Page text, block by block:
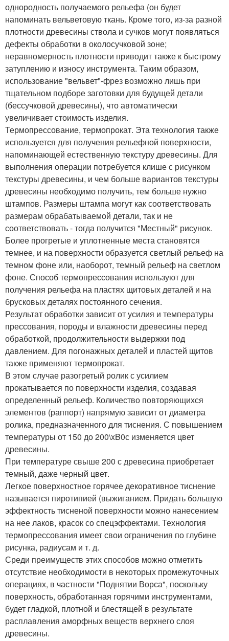
однородность получаемого рельефа (он будет
напоминать вельветовую ткань. Кроме того, из-за разной
плотности древесины ствола и сучков могут появляться
дефекты обработки в околосучковой зоне;
неравномерность плотности приводит также к быстрому
затуплению и износу инструмента. Таким образом,
использование "вельвет"-фрез возможно лишь при
тщательном подборе заготовки для будущей детали
(бессучковой древесины), что автоматически
увеличивает стоимость изделия.
Термопрессование, термопрокат. Эта технология также
используется для получения рельефной поверхности,
напоминающей естественную текстуру древесины. Для
выполнения операции потребуется клише с рисунком
текстуры древесины, и чем больше вариантов текстуры
древесины необходимо получить, тем больше нужно
штампов. Размеры штампа могут как соответствовать
размерам обрабатываемой детали, так и не
соответствовать - тогда получится "Местный" рисунок.
Более прогретые и уплотненные места становятся
темнее, и на поверхности образуется светлый рельеф на
темном фоне или, наоборот, темный рельеф на светлом
фоне. Способ термопрессования используют для
получения рельефа на пластях щитовых деталей и на
брусковых деталях постоянного сечения.
Результат обработки зависит от усилия и температуры
прессования, породы и влажности древесины перед
обработкой, продолжительности выдержки под
давлением. Для погонажных деталей и пластей щитов
также применяют термопрокат.
В этом случае разогретый ролик с усилием
прокатывается по поверхности изделия, создавая
определенный рельеф. Количество повторяющихся
элементов (раппорт) напрямую зависит от диаметра
ролика, предназначенного для тиснения. С повышением
температуры от 150 до 200\xB0с изменяется цвет
древесины.
При температуре свыше 200 с древесина приобретает
темный, даже черный цвет.
Легкое поверхностное горячее декоративное тиснение
называется пиротипией (выжиганием. Придать большую
эффектность тисненой поверхности можно нанесением
на нее лаков, красок со спецэффектами. Технология
термопрессования имеет свои ограничения по глубине
рисунка, радиусам и т. д.
Среди преимуществ этих способов можно отметить
отсутствие необходимости в некоторых промежуточных
операциях, в частности "Поднятии Ворса", поскольку
поверхность, обработанная горячими инструментами,
будет гладкой, плотной и блестящей в результате
расплавления аморфных веществ верхнего слоя
древесины.